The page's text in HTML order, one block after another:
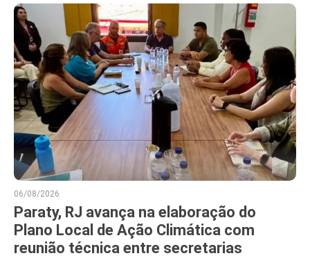
06/08/2026
Paraty, RJ avança na elaboração do
Plano Local de Ação Climática com
reunião técnica entre secretarias